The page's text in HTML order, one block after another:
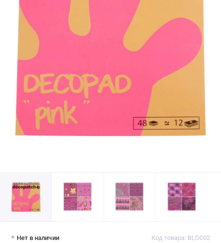
Нет в наличии Код товара: BLOC02